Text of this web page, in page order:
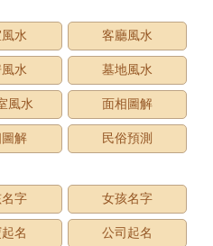
水 客廳風水
水 墓地風水
風水 面相圖解
解 民俗預測
字 女孩名字
名 公司起名